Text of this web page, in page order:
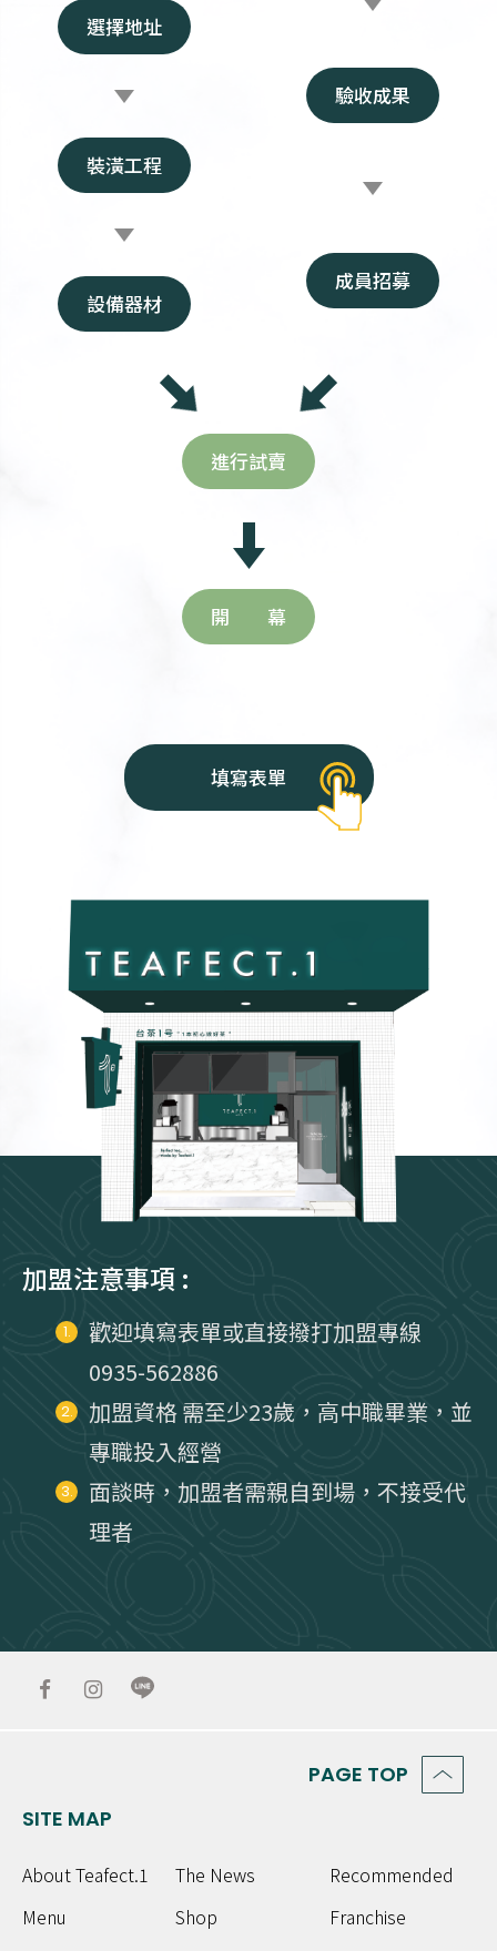
選擇地址
裝潢工程
設備器材
驗收成果
成員招募
進行試賣
開 幕
填寫表單
加盟注意事項 :
1.
歡迎填寫表單或直接撥打加盟專線
0935-562886
2.
加盟資格 需至少23歲，高中職畢業，並
專職投入經營
3.
面談時，加盟者需親自到場，不接受代
理者
SITE MAP
About Teafect.1 The News
Recommended
Menu
Shop
Franchise
PAGE TOP